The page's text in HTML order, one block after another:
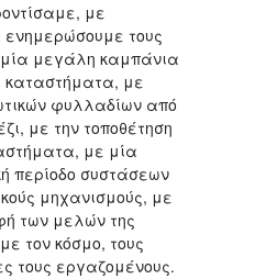
με
ενημερώσουμε τους
μεγάλη καμπάνια
καταστήματα, με
φυλλαδίων από
με την τοποθέτηση
με μία
περίοδο συστάσεων
μηχανισμούς, με
των μελών της
τον κόσμο, τους
τους εργαζομένους.